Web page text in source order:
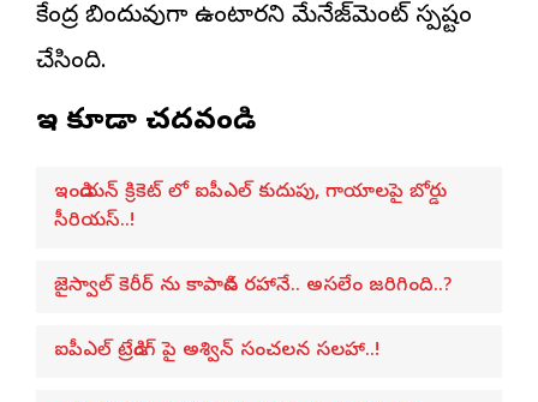
కేంద్ర బిందువుగా ఉంటారని మేనేజ్‌మెంట్ స్పష్టం
చేసింది.
ఇవి కూడా చదవండి
ఇండియన్ క్రికెట్ లో ఐపీఎల్ కుదుపు, గాయాలపై బోర్డు
సీరియస్..!
జైస్వాల్‌ కెరీర్ ను కాపాడిన రహానే.. అసలేం జరిగింది..?
ఐపీఎల్ ట్రేడింగ్ పై అశ్విన్ సంచలన సలహా..!